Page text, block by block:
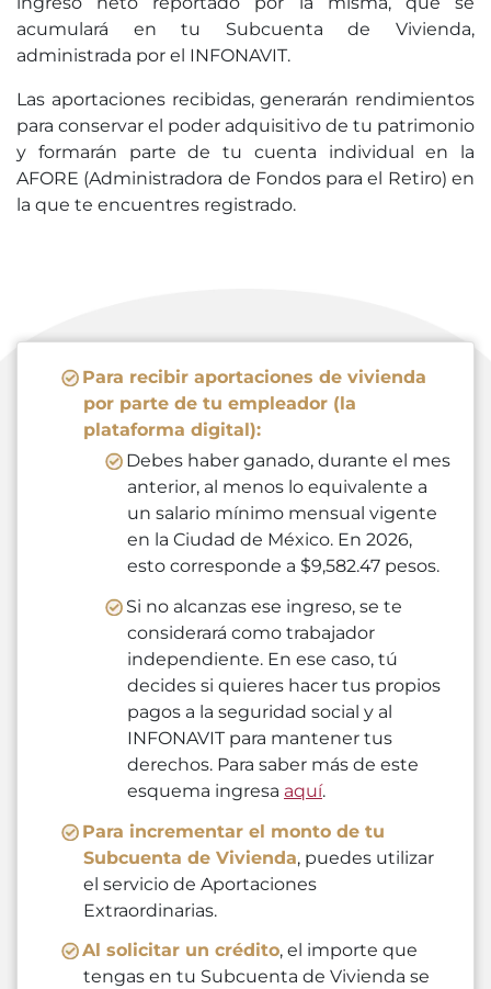
acumulará en tu Subcuenta de Vivienda,
administrada por el INFONAVIT.
Las aportaciones recibidas, generarán rendimientos
para conservar el poder adquisitivo de tu patrimonio
y formarán parte de tu cuenta individual en la
AFORE (Administradora de Fondos para el Retiro) en
la que te encuentres registrado.
Para recibir aportaciones de vivienda
por parte de tu empleador (la
plataforma digital):
Debes haber ganado, durante el mes
anterior, al menos lo equivalente a
un salario mínimo mensual vigente
en la Ciudad de México. En 2026,
esto corresponde a $9,582.47 pesos.
Si no alcanzas ese ingreso, se te
considerará como trabajador
independiente. En ese caso, tú
decides si quieres hacer tus propios
pagos a la seguridad social y al
INFONAVIT para mantener tus
derechos. Para saber más de este
esquema ingresa aquí.
Para incrementar el monto de tu
Subcuenta de Vivienda, puedes utilizar
el servicio de Aportaciones
Extraordinarias.
Al solicitar un crédito, el importe que
tengas en tu Subcuenta de Vivienda se